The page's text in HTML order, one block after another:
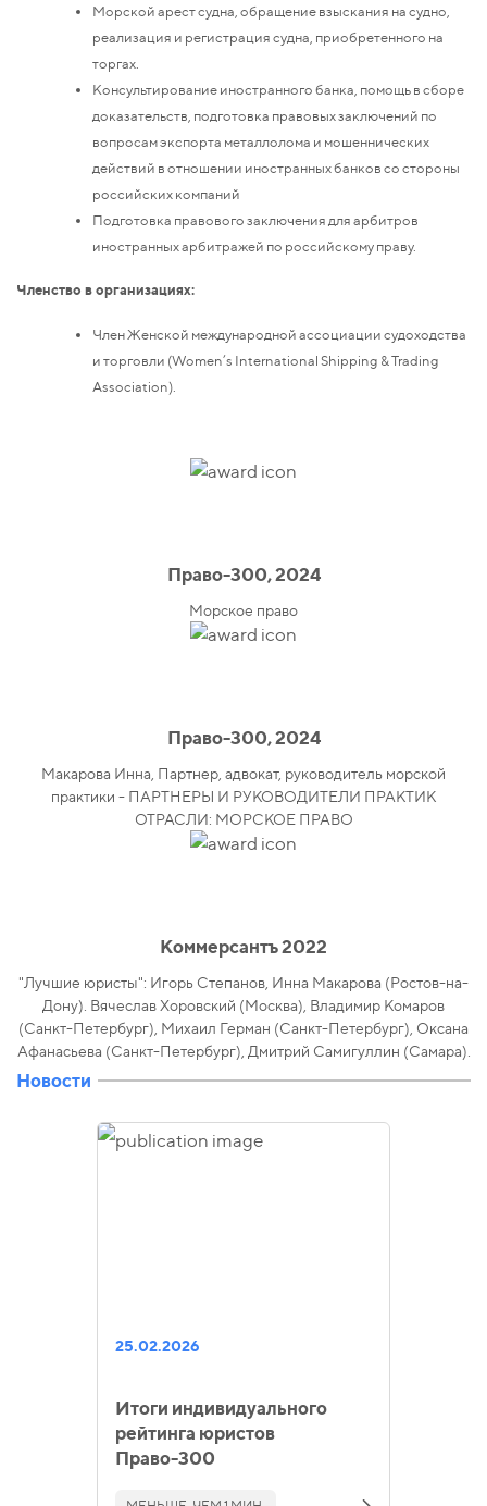
Морской арест судна, обращение взыскания на судно,
реализация и регистрация судна, приобретенного на
торгах.
Консультирование иностранного банка, помощь в сборе
доказательств, подготовка правовых заключений по
вопросам экспорта металлолома и мошеннических
действий в отношении иностранных банков со стороны
российских компаний
Подготовка правового заключения для арбитров
иностранных арбитражей по российскому праву.
Членство в организациях:
Член Женской международной ассоциации судоходства
и торговли (Women’s International Shipping & Trading
Association).
Право-300, 2024
Морское право
Право-300, 2024
Макарова Инна, Партнер, адвокат, руководитель морской
практики - ПАРТНЕРЫ И РУКОВОДИТЕЛИ ПРАКТИК
ОТРАСЛИ: МОРСКОЕ ПРАВО
Коммерсантъ 2022
"Лучшие юристы": Игорь Степанов, Инна Макарова (Ростов-на-
Дону). Вячеслав Хоровский (Москва), Владимир Комаров
(Санкт-Петербург), Михаил Герман (Санкт-Петербург), Оксана
Афанасьева (Санкт-Петербург), Дмитрий Самигуллин (Самара).
Новости
25.02.2026
Итоги индивидуального
рейтинга юристов
Право-300